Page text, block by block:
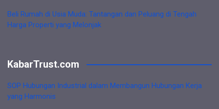
Beli Rumah di Usia Muda: Tantangan dan Peluang di Tengah
Harga Properti yang Melonjak
KabarTrust.com
SOP Hubungan Industrial dalam Membangun Hubungan Kerja
yang Harmonis